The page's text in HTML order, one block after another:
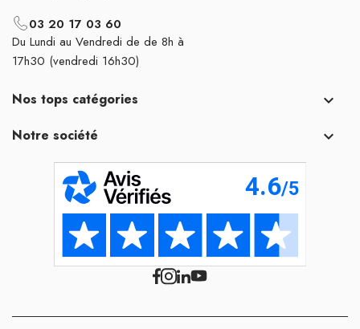
03 20 17 03 60
Du Lundi au Vendredi de de 8h à
17h30 (vendredi 16h30)
Nos tops catégories 
Notre société 